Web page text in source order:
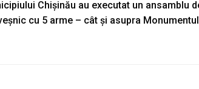
Chișinău au executat un ansamblu
cu 5 arme – cât și asupra